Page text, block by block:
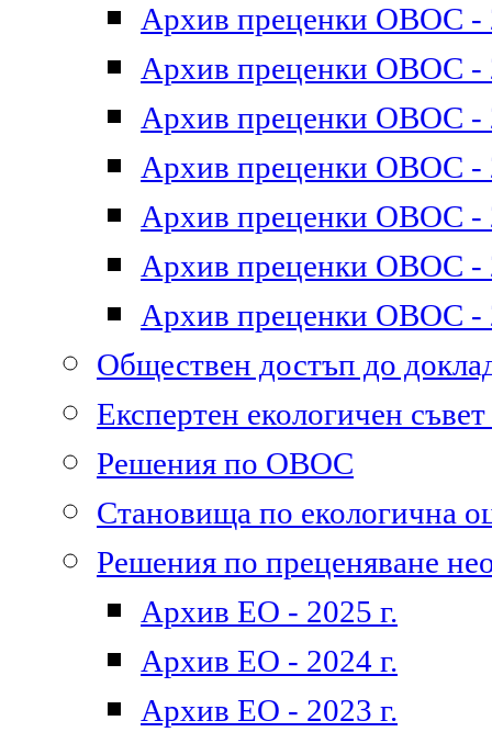
Архив преценки ОВОС -
Архив преценки ОВОС -
Архив преценки ОВОС -
Архив преценки ОВОС -
Архив преценки ОВОС -
Архив преценки ОВОС -
Архив преценки ОВОС -
Обществен достъп до
Експертен екологичен
Решения по ОВОС
Становища по екологична
Решения по преценяване
Архив ЕО - 2025 г.
Архив ЕО - 2024 г.
Архив ЕО - 2023 г.